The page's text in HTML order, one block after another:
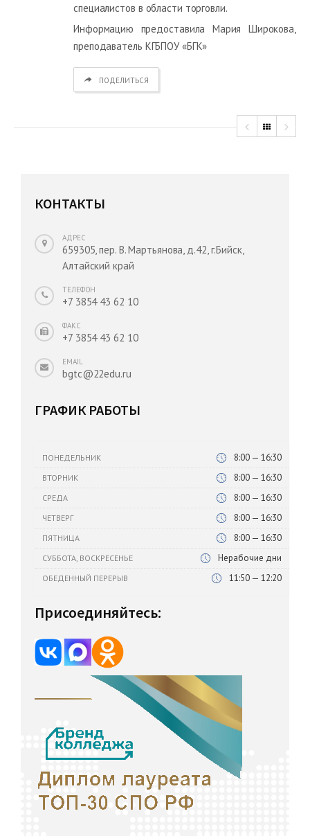
специалистов в области торговли.
Информацию предоставила Мария Широкова,
преподаватель КГБПОУ «БГК»
ПОДЕЛИТЬСЯ
КОНТАКТЫ
АДРЕС
659305, пер. В. Мартьянова, д.42, г.Бийск,
Алтайский край
ТЕЛЕФОН
+7 3854 43 62 10
ФАКС
+7 3854 43 62 10
EMAIL
bgtc@22edu.ru
ГРАФИК РАБОТЫ
ПОНЕДЕЛЬНИК 8:00 — 16:30
ВТОРНИК 8:00 — 16:30
СРЕДА 8:00 — 16:30
ЧЕТВЕРГ 8:00 — 16:30
ПЯТНИЦА 8:00 — 16:30
СУББОТА, ВОСКРЕСЕНЬЕ Нерабочие дни
ОБЕДЕННЫЙ ПЕРЕРЫВ 11:50 — 12:20
Присоединяйтесь: